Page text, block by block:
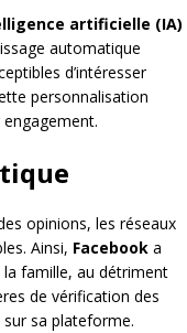
artificielle (IA)
automatique
d’intéresser
personnalisation
opinions, les réseaux
Ainsi, Facebook a
famille, au détriment
de vérification des
sa plateforme.